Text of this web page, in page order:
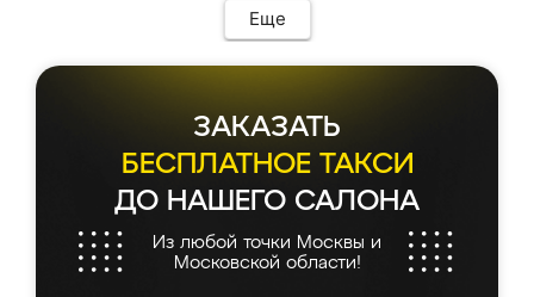
Еще
ЗАКАЗАТЬ
БЕСПЛАТНОЕ ТАКСИ
ДО НАШЕГО САЛОНА
Из любой точки Москвы и
Московской области!